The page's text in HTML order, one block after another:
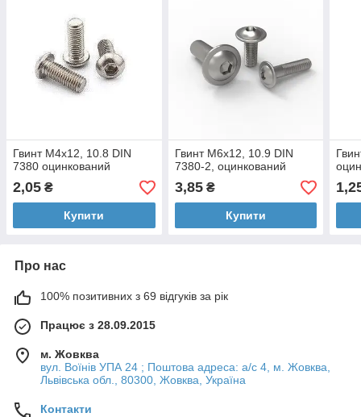
Гвинт М4х12, 10.8 DIN
7380 оцинкований
2,05 ₴
Купити
Гвинт М6х12, 10.9 DIN
7380-2, оцинкований
3,85₴
Купити
Про нас
100% позитивних з 69 відгуків за рік
Працює з 28.09.2015
м. Жовква
вул. Воїнів УПА 24 ; Поштова адреса: а/с 4, м. Жовква,
Львівська обл., 80300, Жовква, Україна
Контакти